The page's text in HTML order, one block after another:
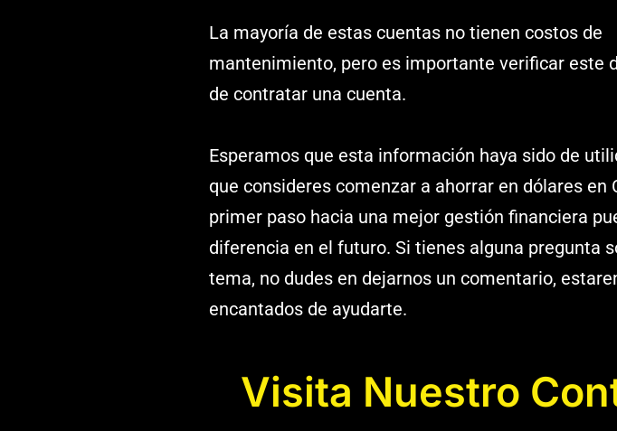
La mayoría de estas cuentas no tienen costos de
mantenimiento, pero es importante verificar este
de contratar una cuenta.
Esperamos que esta información haya sido de
que consideres comenzar a ahorrar en dólares en
primer paso hacia una mejor gestión financiera
diferencia en el futuro. Si tienes alguna pregunta
tema, no dudes en dejarnos un comentario,
encantados de ayudarte.
Visita Nuestro